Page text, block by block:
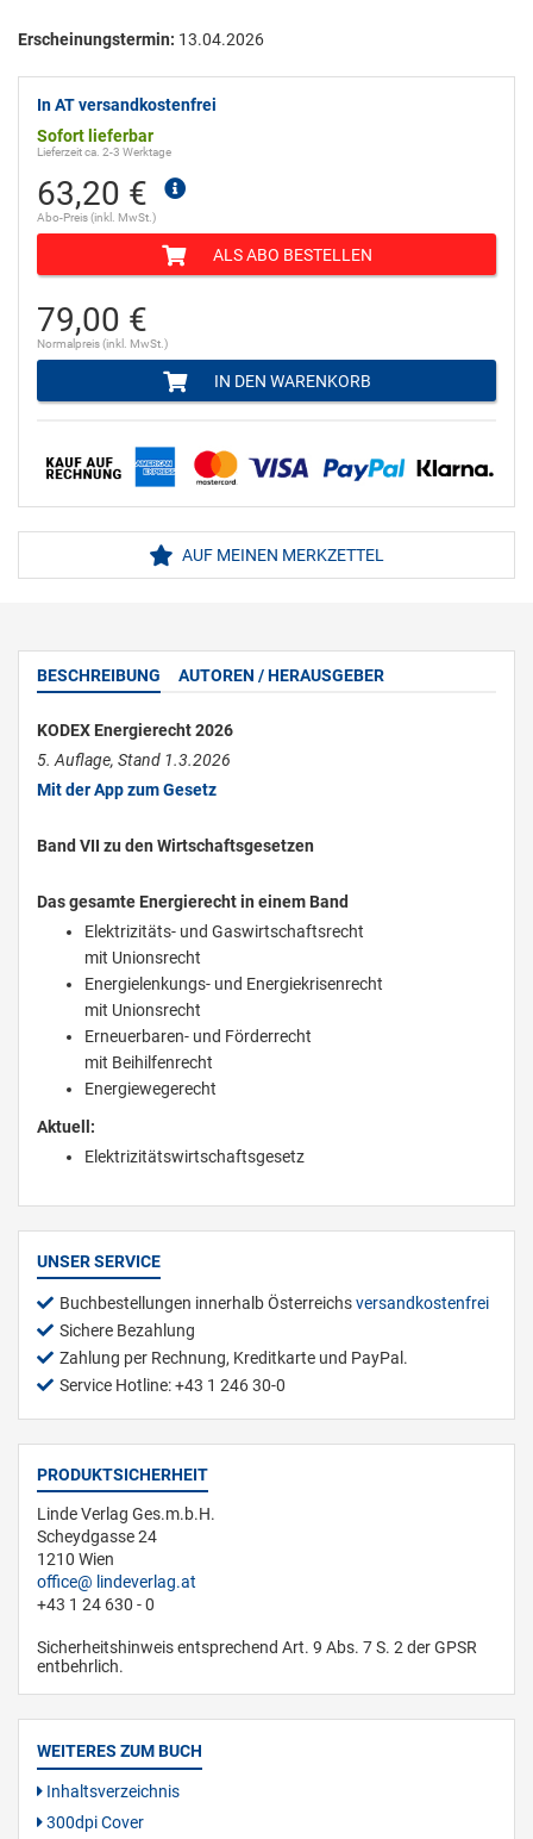
Erscheinungstermin: 13.04.2026
In AT versandkostenfrei
Sofort lieferbar
Lieferzeit ca. 2-3 Werktage
63,20 €
Abo-Preis (inkl. MwSt.)
ALS ABO BESTELLEN
79,00 €
Normalpreis (inkl. MwSt.)
IN DEN WARENKORB
AUF MEINEN MERKZETTEL
BESCHREIBUNG AUTOREN / HERAUSGEBER
KODEX Energierecht 2026
5. Auflage, Stand 1.3.2026
Mit der App zum Gesetz
Band VII zu den Wirtschaftsgesetzen
Das gesamte Energierecht in einem Band
Elektrizitäts- und Gaswirtschaftsrecht
mit Unionsrecht
Energielenkungs- und Energiekrisenrecht
mit Unionsrecht
Erneuerbaren- und Förderrecht
mit Beihilfenrecht
Energiewegerecht
Aktuell:
Elektrizitätswirtschaftsgesetz
UNSER SERVICE
Buchbestellungen innerhalb Österreichsversandkostenfrei
Sichere Bezahlung
Zahlung per Rechnung, Kreditkarte und PayPal.
Service Hotline: +43 1 246 30-0
PRODUKTSICHERHEIT
Linde Verlag Ges.m.b.H.
Scheydgasse 24
1210 Wien
office
lindeverlag.at
+43 1 24 630 - 0
Sicherheitshinweis entsprechend Art. 9 Abs. 7 S. 2 der GPSR
entbehrlich.
WEITERES ZUM BUCH
Inhaltsverzeichnis
300dpi Cover